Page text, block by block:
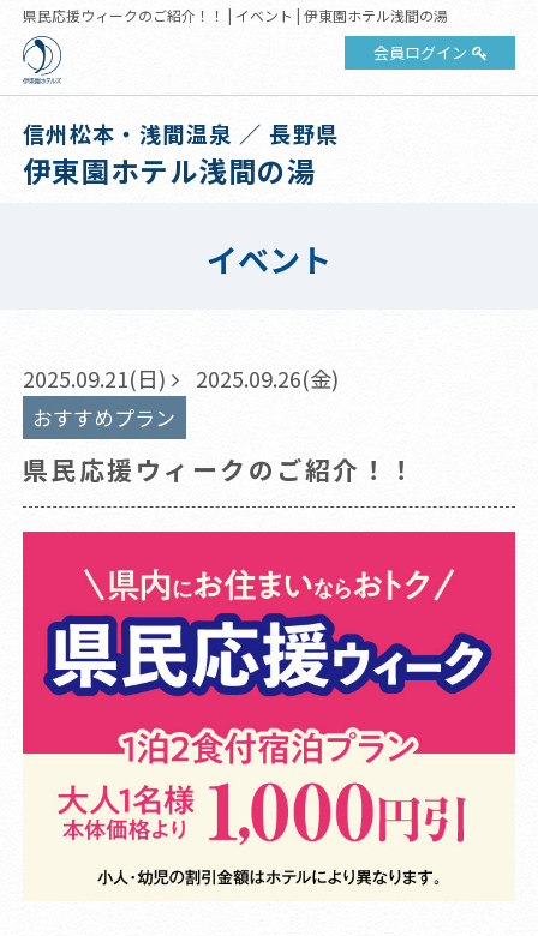
県民応援ウィークのご紹介！！ | イベント | 伊東園ホテル浅間の湯
会員ログイン
信州松本・浅間温泉 ／ 長野県
伊東園ホテル浅間の湯
イベント
2025.09.21(日) 2025.09.26(金)
おすすめプラン
県民応援ウィークのご紹介！！